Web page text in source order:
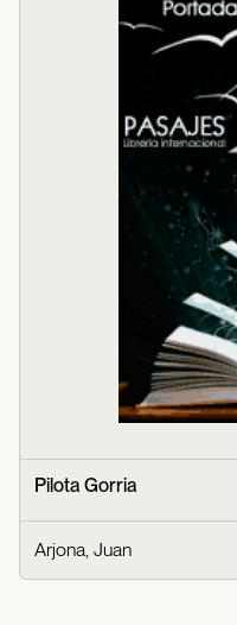
Pilota Gorria
Arjona, Juan